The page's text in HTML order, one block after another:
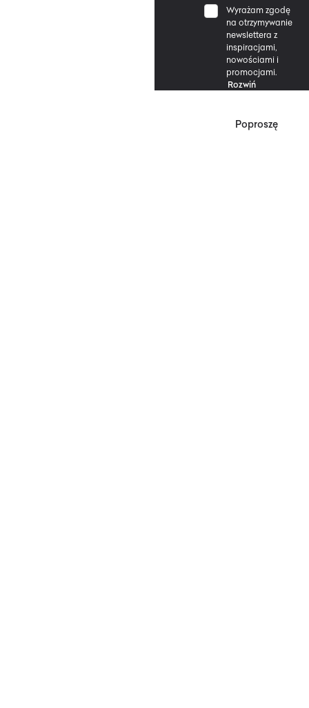
Wyrażam zgodę
na otrzymywanie
newslettera z
inspiracjami,
nowościami i
promocjami.
Rozwiń
Poproszę